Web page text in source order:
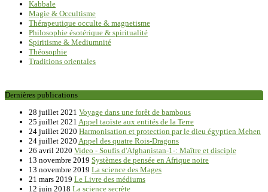
Kabbale
Magie & Occultisme
Thérapeutique occulte & magnetisme
Philosophie ésotérique & spiritualité
Spiritisme & Mediumnité
Théosophie
Traditions orientales
Dernières publications
28 juillet 2021 Voyage dans une forêt de bambous
25 juillet 2021 Appel taoïste aux entités de la Terre
24 juillet 2020 Harmonisation et protection par le dieu égyptien Mehen
24 juillet 2020 Appel des quatre Rois-Dragons
26 avril 2020 Video - Soufis d'Afghanistan-1-: Maître et disciple
13 novembre 2019 Systèmes de pensée en Afrique noire
13 novembre 2019 La science des Mages
21 mars 2019 Le Livre des médiums
12 juin 2018 La science secrète